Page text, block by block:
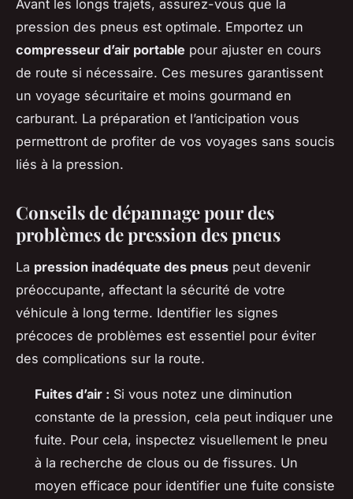
Avant les longs trajets, assurez-vous que la
pression des pneus est optimale. Emportez un
compresseur d’air portable pour ajuster en cours
de route si nécessaire. Ces mesures garantissent
un voyage sécuritaire et moins gourmand en
carburant. La préparation et l’anticipation vous
permettront de profiter de vos voyages sans soucis
liés à la pression.
Conseils de dépannage pour des
problèmes de pression des pneus
La pression inadéquate des pneus peut devenir
préoccupante, affectant la sécurité de votre
véhicule à long terme. Identifier les signes
précoces de problèmes est essentiel pour éviter
des complications sur la route.
Fuites d’air : Si vous notez une diminution
constante de la pression, cela peut indiquer une
fuite. Pour cela, inspectez visuellement le pneu
à la recherche de clous ou de fissures. Un
moyen efficace pour identifier une fuite consiste